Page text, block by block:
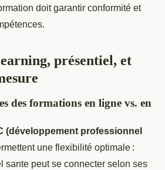
doit garantir conformité et
présentiel, et
des formations en ligne vs. en
(développement professionnel
une flexibilité optimale :
sante peut se connecter selon ses